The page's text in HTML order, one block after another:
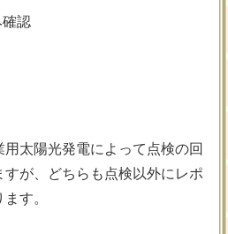
認
太陽光発電によって点検の回
が、どちらも点検以外にレポ
す。